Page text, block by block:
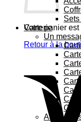
Votre panier est
Retour à la
Carterie
Un
Au fil des